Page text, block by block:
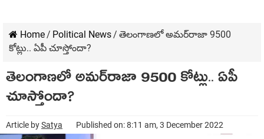
Home/ Political News/ తెలంగాణలో అమర్‌రాజా 9500
కోట్లు.. ఏపీ చూస్తోందా?
తెలంగాణలో అమర్‌రాజా 9500 కోట్లు.. ఏపీ
చూస్తోందా?
Article bySatya Published on: 8:11 am, 3 December 2022